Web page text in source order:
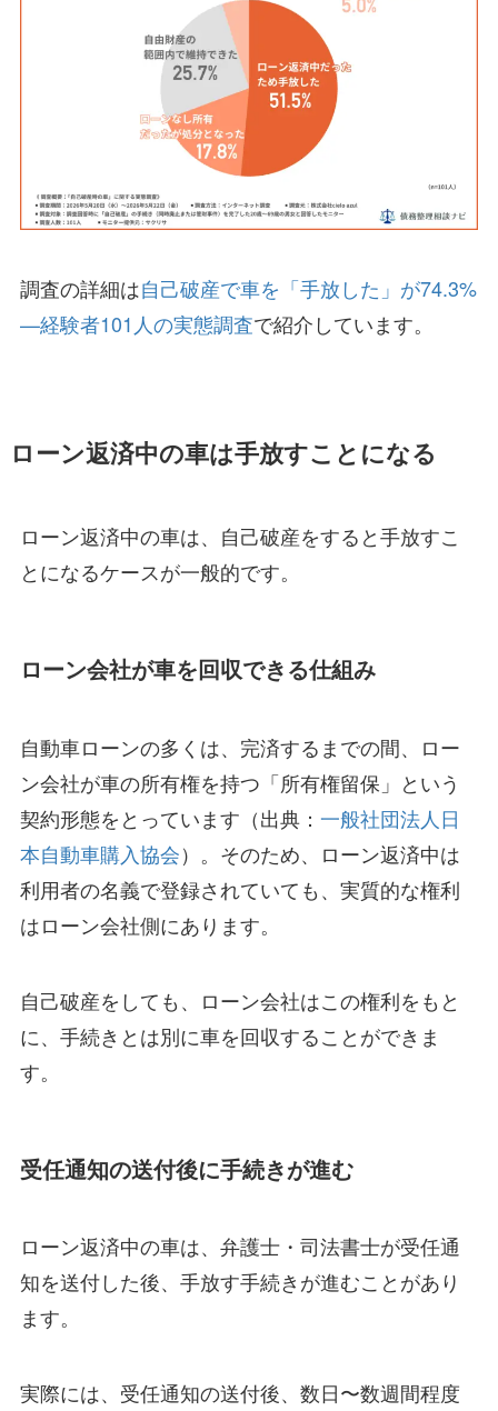
調査の詳細は自己破産で車を「手放した」が74.3%
—経験者101人の実態調査で紹介しています。
ローン返済中の車は手放すことになる
ローン返済中の車は、自己破産をすると手放すこ
とになるケースが一般的です。
ローン会社が車を回収できる仕組み
自動車ローンの多くは、完済するまでの間、ロー
ン会社が車の所有権を持つ「所有権留保」という
契約形態をとっています（出典： 一般社団法人日
本自動車購入協会）。そのため、ローン返済中は
利用者の名義で登録されていても、実質的な権利
はローン会社側にあります。
自己破産をしても、ローン会社はこの権利をもと
に、手続きとは別に車を回収することができま
す。
受任通知の送付後に手続きが進む
ローン返済中の車は、弁護士・司法書士が受任通
知を送付した後、手放す手続きが進むことがあり
ます。
実際には、受任通知の送付後、数日〜数週間程度